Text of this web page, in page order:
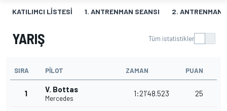
KATILIMCI LISTESI 1. ANTRENMAN SEANSI 2. ANTRENMAN
YARIŞ Tüm istatistikler
SIRA PILOT ZAMAN PUAN
1 V. Bottas
Mercedes
1:21'48.523 25